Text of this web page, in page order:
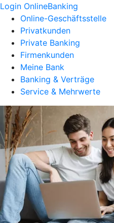
Login OnlineBanking
Online-Geschäftsstelle
Privatkunden
Private Banking
Firmenkunden
Meine Bank
Banking & Verträge
Service & Mehrwerte